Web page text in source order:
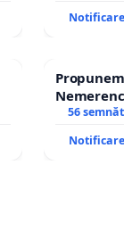
Sanatatii
56